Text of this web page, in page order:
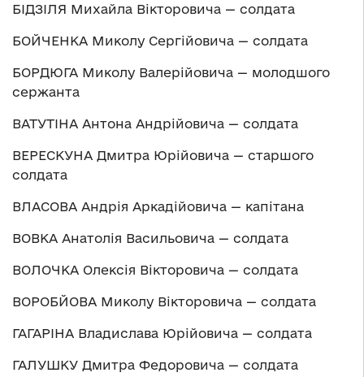
БІДЗІЛЯ Михайла Вікторовича — солдата
БОЙЧЕНКА Миколу Сергійовича — солдата
БОРДЮГА Миколу Валерійовича — молодшого
сержанта
ВАТУТІНА Антона Андрійовича — солдата
ВЕРЕСКУНА Дмитра Юрійовича — старшого
солдата
ВЛАСОВА Андрія Аркадійовича — капітана
ВОВКА Анатолія Васильовича — солдата
ВОЛОЧКА Олексія Вікторовича — солдата
ВОРОБЙОВА Миколу Вікторовича — солдата
ГАГАРІНА Владислава Юрійовича — солдата
ГАЛУШКУ Дмитра Федоровича — солдата